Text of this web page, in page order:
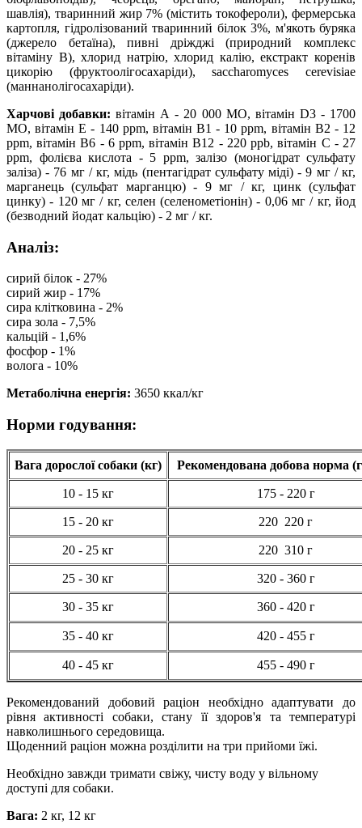
шавлія), тваринний жир 7% (містить токофероли), фермерська
картопля, гідролізований тваринний білок 3%, м'якоть буряка
(джерело бетаїна), пивні дріжджі (природний комплекс
вітаміну В), хлорид натрію, хлорид калію, екстракт коренів
цикорію (фруктоолігосахаріди), saccharomyces cerevisiae
(маннанолігосахаріди).
Харчові добавки: вітамін А - 20 000 МО, вітамін D3 - 1700
МО, вітамін E - 140 ppm, вітамін B1 - 10 ppm, вітамін B2 - 12
ppm, вітамін B6 - 6 ppm, вітамін B12 - 220 ppb, вітамін C - 27
ppm, фолієва кислота - 5 ppm, залізо (моногідрат сульфату
заліза) - 76 мг / кг, мідь (пентагідрат сульфату міді) - 9 мг / кг,
марганець (сульфат марганцю) - 9 мг / кг, цинк (сульфат
цинку) - 120 мг / кг, селен (селенометіонін) - 0,06 мг / кг, йод
(безводний йодат кальцію) - 2 мг / кг.
Аналіз:
сирий білок - 27%
сирий жир - 17%
сира клітковина - 2%
сира зола - 7,5%
кальцій - 1,6%
фосфор - 1%
волога - 10%
Метаболічна енергія: 3650 ккал/кг
Норми годування:
Вага дорослої собаки (кг) Рекомендована добова норма
10 - 15 кг 175 - 220 г
15 - 20 кг 220 220 г
20 - 25 кг 220 310 г
25 - 30 кг 320 - 360 г
30 - 35 кг 360 - 420 г
35 - 40 кг 420 - 455 г
40 - 45 кг 455 - 490 г
Рекомендований добовий раціон необхідно адаптувати до
рівня активності собаки, стану її здоров'я та температурі
навколишнього середовища.
Щоденний раціон можна розділити на три прийоми їжі.
Необхідно завжди тримати свіжу, чисту воду у вільному
доступі для собаки.
Вага: 2 кг, 12 кг